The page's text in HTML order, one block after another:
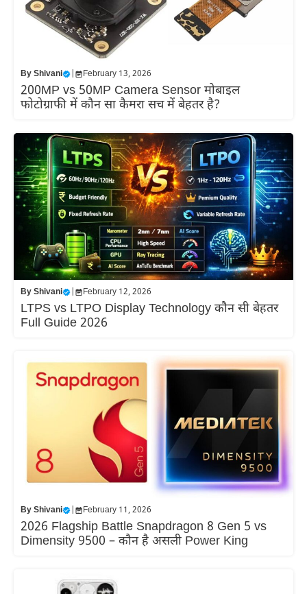
ByShivani February 13, 2026
200MP vs 50MP Camera Sensor मोबाइल
फोटोग्राफी में कौन सा कैमरा सच में बेहतर है?
ByShivani February 12, 2026
LTPS vs LTPO Display Technology कौन सी बेहतर
Full Guide 2026
ByShivani February 11, 2026
2026 Flagship Battle Snapdragon 8 Gen 5 vs
Dimensity 9500 – कौन है असली Power King